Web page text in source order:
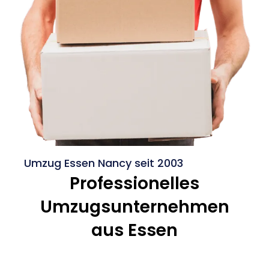
Umzug Essen Nancy seit 2003
Professionelles
Umzugsunternehmen
aus Essen